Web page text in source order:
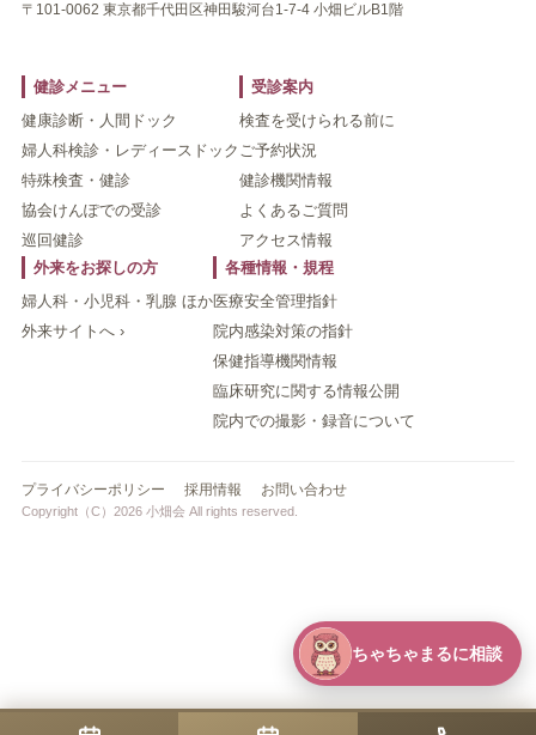
〒101-0062 東京都千代田区神田駿河台1-7-4 小畑ビルB1階
健診メニュー
健康診断・人間ドック
婦人科検診・レディースドック
特殊検査・健診
協会けんぽでの受診
巡回健診
受診案内
検査を受けられる前に
ご予約状況
健診機関情報
よくあるご質問
アクセス情報
外来をお探しの方
婦人科・小児科・乳腺 ほか
外来サイトへ ›
各種情報・規程
医療安全管理指針
院内感染対策の指針
保健指導機関情報
臨床研究に関する情報公開
院内での撮影・録音について
プライバシーポリシー 採用情報 お問い合わせ
Copyright（C）2026 小畑会 All rights reserved.
ちゃちゃまるに相談